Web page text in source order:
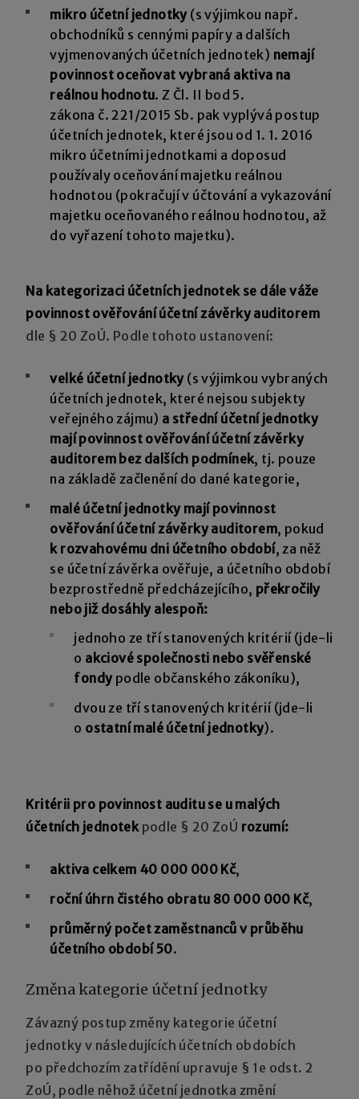
mikro účetní jednotky(s výjimkou např.
obchodníků s cennými papíry a dalších
vyjmenovaných účetních jednotek) nemají
povinnost oceňovat vybraná aktiva na
reálnou hodnotu. Z Čl. II bod 5.
zákona č. 221/2015 Sb. pak vyplývá postup
účetních jednotek, které jsou od 1. 1. 2016
mikro účetními jednotkami a doposud
používaly oceňování majetku reálnou
hodnotou (pokračují v účtování a vykazování
majetku oceňovaného reálnou hodnotou, až
do vyřazení tohoto majetku).
Na kategorizaci účetních jednotek se dále váže
povinnost ověřování účetní závěrky auditorem
dle § 20 ZoÚ. Podle tohoto ustanovení:
velké účetní jednotky(s výjimkou vybraných
účetních jednotek, které nejsou subjekty
veřejného zájmu) a střední účetní jednotky
mají povinnost ověřování účetní závěrky
auditorem bez dalších podmínek, tj. pouze
na základě začlenění do dané kategorie,
malé účetní jednotky mají povinnost
ověřování účetní závěrky auditorem, pokud
k rozvahovému dni účetního období, za něž
se účetní závěrka ověřuje, a účetního období
bezprostředně předcházejícího, překročily
nebo již dosáhly alespoň:
jednoho ze tří stanovených kritérií (jde-li
o akciové společnosti nebo svěřenské
fondy podle občanského zákoníku),
dvou ze tří stanovených kritérií (jde-li
o ostatní malé účetní jednotky).
Kritérii pro povinnost auditu se u malých
účetních jednotek podle § 20 ZoÚ rozumí:
aktiva celkem 40 000 000 Kč,
roční úhrn čistého obratu 80 000 000 Kč,
průměrný počet zaměstnanců v průběhu
účetního období 50.
Změna kategorie účetní jednotky
Závazný postup změny kategorie účetní
jednotky v následujících účetních obdobích
po předchozím zatřídění upravuje § 1e odst. 2
ZoÚ, podle něhož účetní jednotka změní